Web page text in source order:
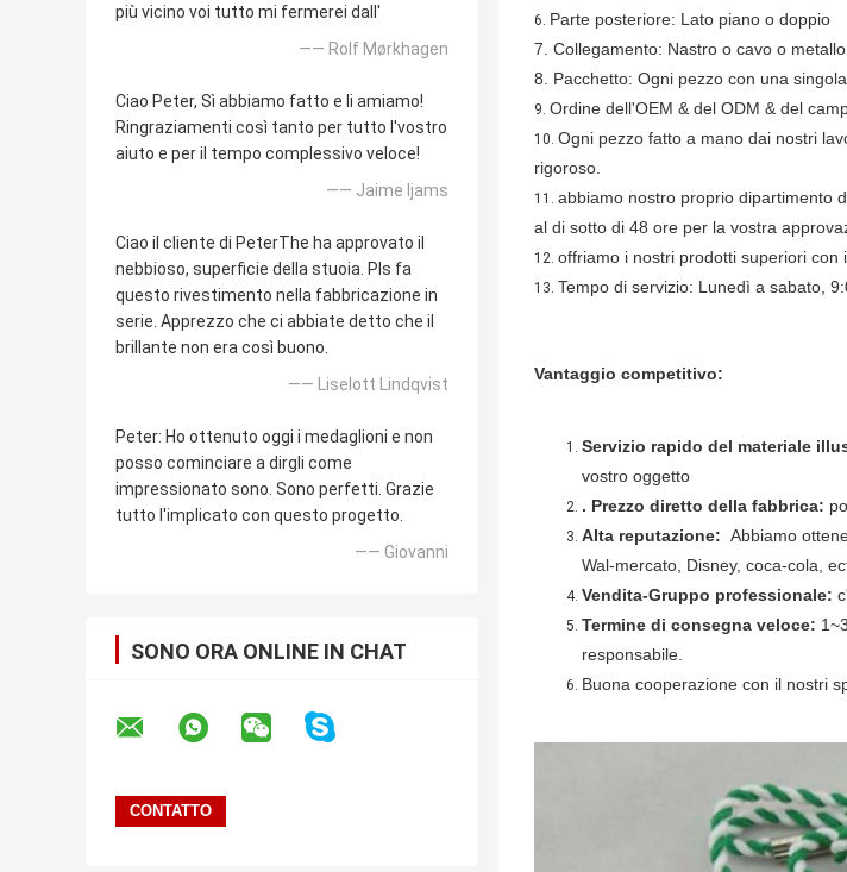
più vicino voi tutto mi fermerei dall'
—— Rolf Mørkhagen
Ciao Peter, Sì abbiamo fatto e li amiamo!
Ringraziamenti così tanto per tutto l'vostro
aiuto e per il tempo complessivo veloce!
—— Jaime Ijams
Ciao il cliente di PeterThe ha approvato il
nebbioso, superficie della stuoia. Pls fa
questo rivestimento nella fabbricazione in
serie. Apprezzo che ci abbiate detto che il
brillante non era così buono.
—— Liselott Lindqvist
Peter: Ho ottenuto oggi i medaglioni e non
posso cominciare a dirgli come
impressionato sono. Sono perfetti. Grazie
tutto l'implicato con questo progetto.
—— Giovanni
SONO ORA ONLINE IN CHAT
6. Parte posteriore: Lato piano o doppio
7. Collegamento: Nastro o cavo o
8. Pacchetto: Ogni pezzo con una
9. Ordine dell'OEM & del ODM & del
10. Ogni pezzo fatto a mano dai nostri
rigoroso.
11. abbiamo nostro proprio dipartimento
al di sotto di 48 ore per la vostra
12. offriamo i nostri prodotti superiori con
13. Tempo di servizio: Lunedì a sabato,
Vantaggio competitivo:
Servizio rapido del materiale
vostro oggetto
. Prezzo diretto della fabbrica:
Alta reputazione: Abbiamo
Wal-mercato, Disney, coca-cola,
Vendita-Gruppo professionale:
Termine di consegna veloce:
responsabile.
Buona cooperazione con il nostri